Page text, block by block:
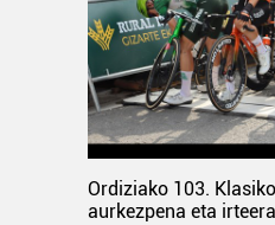
Ordiziako 103.
aurkezpena eta irteera